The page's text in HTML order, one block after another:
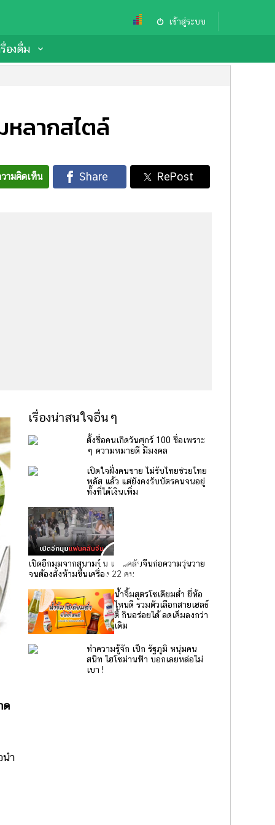
เข้าสู่ระบบ
องดื่ม
ลากสไตล์
ามคิดเห็น
ด
นำ
เรื่องน่าสนใจอื่นๆ
ตั้งชื่อคนเกิดวันศุกร์ 100 ชื่อเพราะ
ๆ ความหมายดี มีมงคล
เปิดใจฝั่งคนขาย ไม่รับไทยช่วยไทย
พลัส แล้ว แต่ยังคงรับบัตรคนจนอยู่
ทั้งที่ได้เงินเพิ่ม
เปิดอีกมุมจากสนามบิน แฟนคลับจีนก่อความวุ่นวาย
จนต้องสั่งห้ามขึ้นเครื่อง 22 คน
น้ำจิ้มสูตรโซเดียมต่ำ ยี่ห้อ
ไหนดี รวมตัวเลือกสายเฮลธ์
ตี้ กินอร่อยได้ ลดเค็มลงกว่า
เดิม
ทำความรู้จัก เป็ก รัฐภูมิ หนุ่มคน
สนิท ไฮโซม่านฟ้า บอกเลยหล่อไม่
เบา !